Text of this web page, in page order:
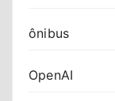
ônibus
OpenAI